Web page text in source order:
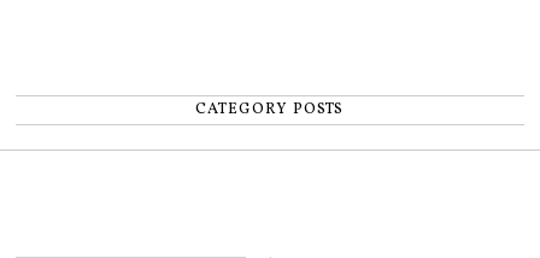
CATEGORY POSTS